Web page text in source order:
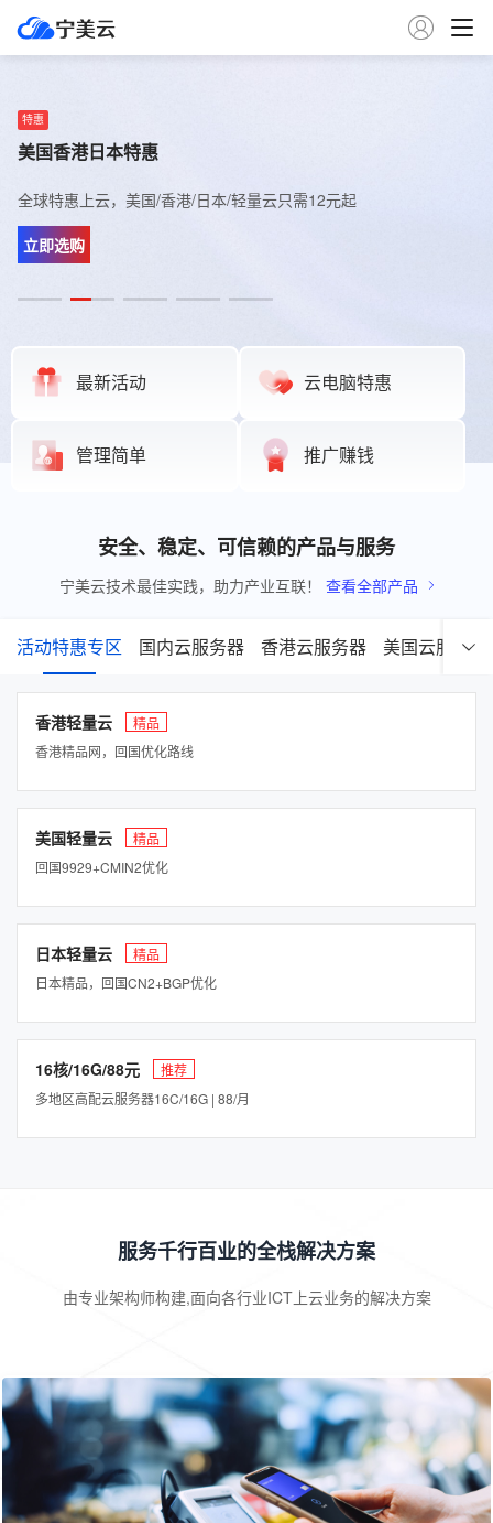

推荐
加入宁美云官方群
限时开放中，进群后第一时间了解宁美云最新产品动态
立即加入
特惠
美国香港日本特惠
全球特惠上云，美国/香港/日本/轻量云只需12元起
立即选购
推荐
新上日本云服务器
新上日本500M大带宽云主机，搭载AMD性能处理器
立即体验
限量
德国联通云服务器
9929精品网，搭载高性能AMD EPYC 处理器，堪比美西
立即选购
推荐
金牌新加坡服务器
新加坡BGP云主机 搭载高性能Gold金牌 处理器
立即体验
最新活动 云电脑特惠
管理简单 推广赚钱
安全、稳定、可信赖的产品与服务
宁美云技术最佳实践，助力产业互联！ 查看全部产品
活动特惠专区 国内云服务器 香港云服务器 美国云服务器
香港轻量云
精品
香港精品网，回国优化路线
美国轻量云
精品
回国9929+CMIN2优化
日本轻量云
精品
日本精品，回国CN2+BGP优化
16核/16G/88元
推荐
多地区高配云服务器16C/16G | 88/月
服务千行百业的全栈解决方案
由专业架构师构建,面向各行业ICT上云业务的解决方案